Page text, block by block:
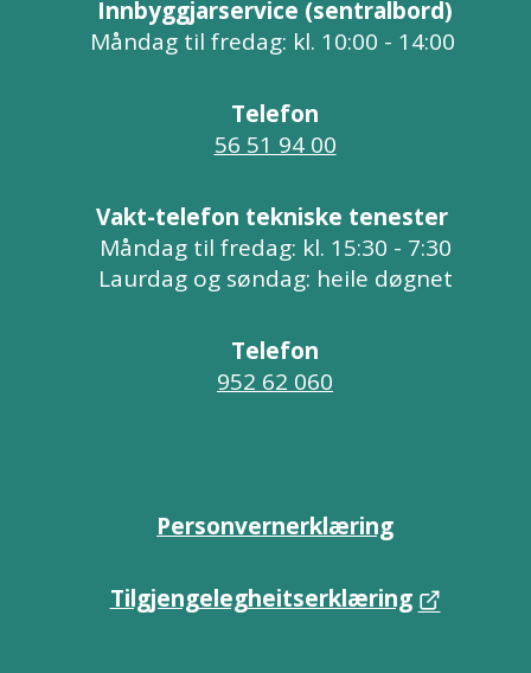
Innbyggjarservice (sentralbord)
Måndag til fredag: kl. 10:00 - 14:00
Telefon
56 51 94 00
Vakt-telefon tekniske tenester
Måndag til fredag: kl. 15:30 - 7:30
Laurdag og søndag: heile døgnet
Telefon
952 62 060
Personvernerklæring
Tilgjengelegheitserklæring